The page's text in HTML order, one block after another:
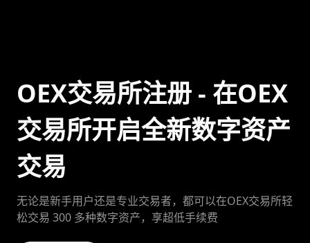
OEX交易所注册 - 在OEX
交易所开启全新数字资产
交易
无论是新手用户还是专业交易者，都可以在OEX交易所轻
松交易 300 多种数字资产，享超低手续费